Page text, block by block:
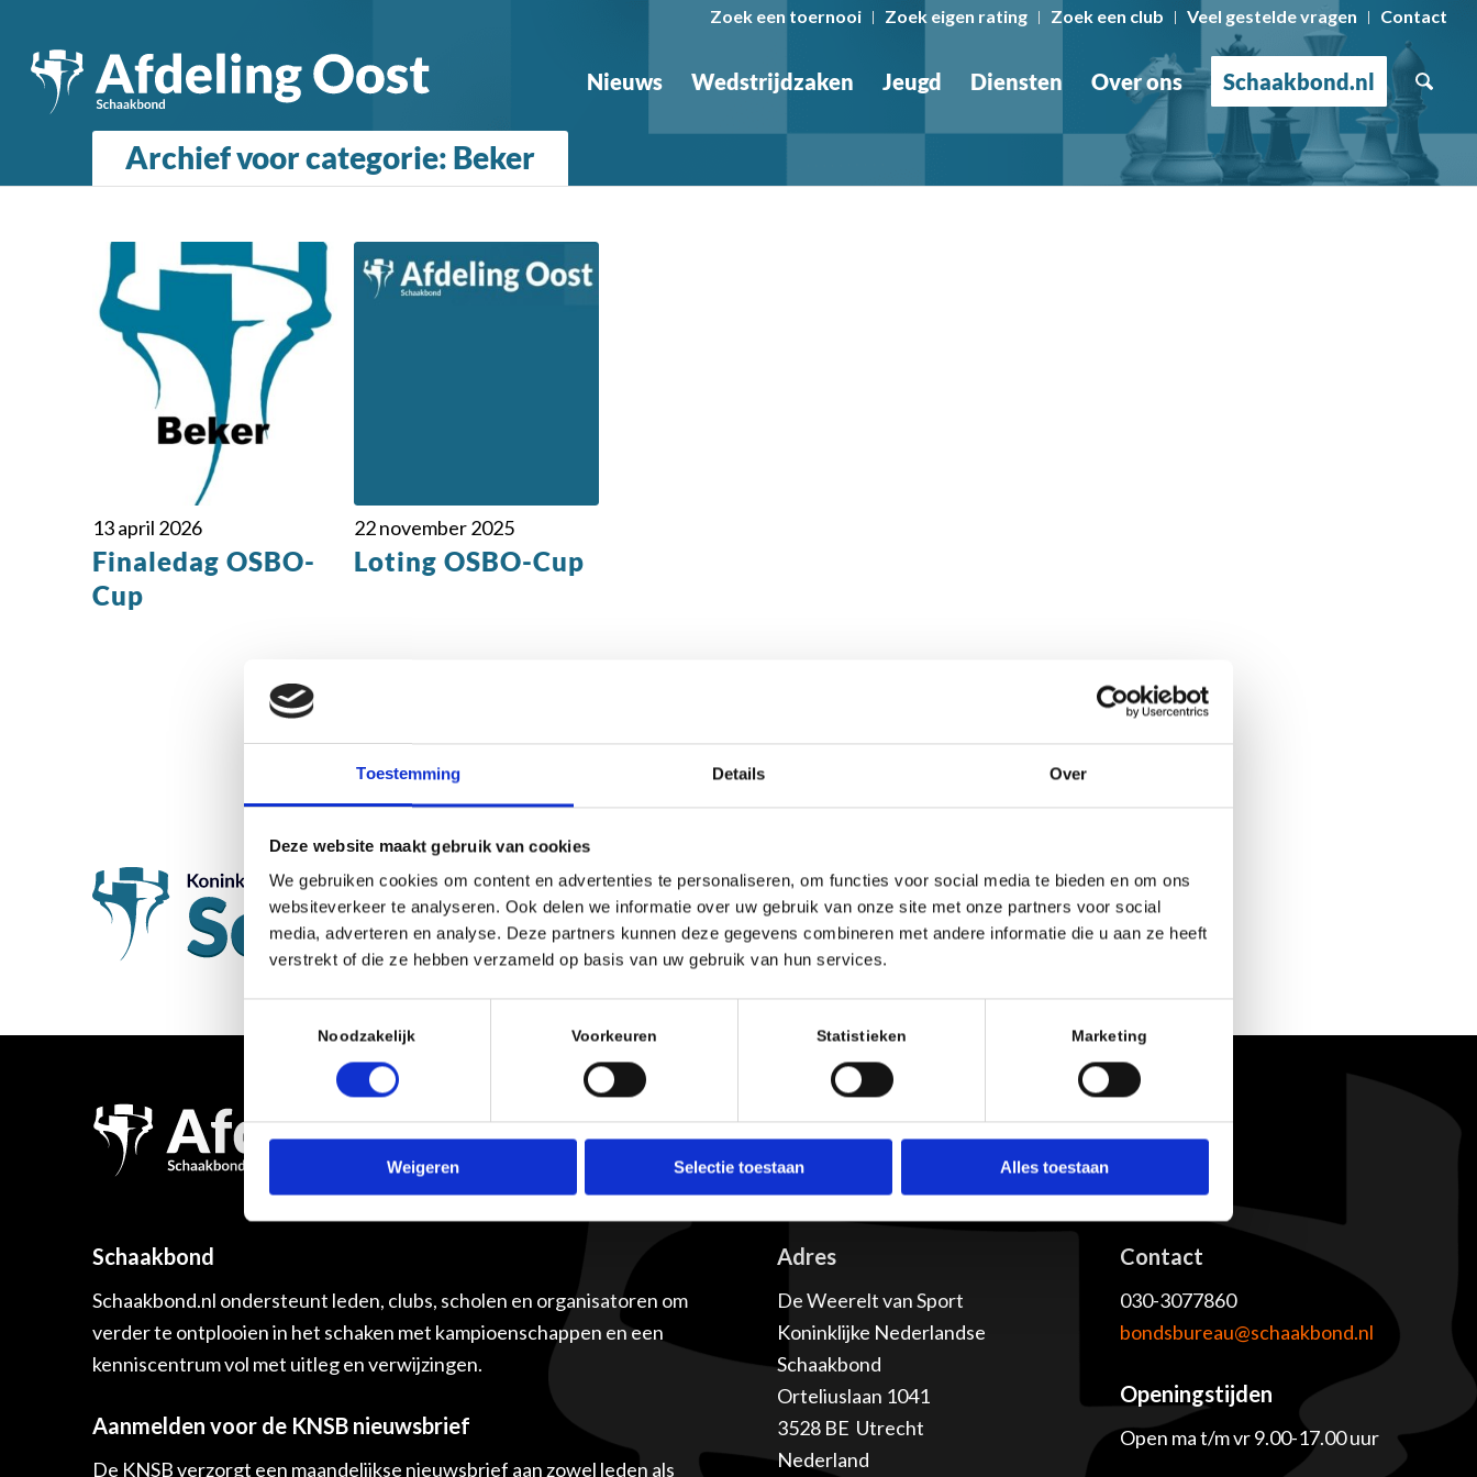
Toestemming Details Over
Deze website maakt gebruik van cookies
We gebruiken cookies om content en advertenties te personaliseren, om functies voor social media te bieden en om ons
websiteverkeer te analyseren. Ook delen we informatie over uw gebruik van onze site met onze partners voor social
media, adverteren en analyse. Deze partners kunnen deze gegevens combineren met andere informatie die u aan ze heeft
verstrekt of die ze hebben verzameld op basis van uw gebruik van hun services.
Noodzakelijk Voorkeuren Statistieken Marketing
Weigeren Selectie toestaan Alles toestaan
Zoek een toernooi Zoek eigen rating Zoek een club Veel gestelde vragen Contact
Nieuws Wedstrijdzaken Jeugd Diensten Over ons Schaakbond.nl
Archief voor categorie: Beker
13 april 2026
Finaledag OSBO-
Cup
22 november 2025
Loting OSBO-Cup
Oost.schaakbond.nl wordt mede mogelijk gemaakt door:
Schaakbond
Schaakbond.nl ondersteunt leden, clubs, scholen en organisatoren om
verder te ontplooien in het schaken met kampioenschappen en een
kenniscentrum vol met uitleg en verwijzingen.
Aanmelden voor de KNSB nieuwsbrief
De KNSB verzorgt een maandelijkse nieuwsbrief aan zowel leden als
Adres
De Weerelt van Sport
Koninklijke Nederlandse
Schaakbond
Orteliuslaan 1041
3528 BE Utrecht
Nederland
Contact
030-3077860
bondsbureau@schaakbond.nl
Openingstijden
Open ma t/m vr 9.00-17.00 uur